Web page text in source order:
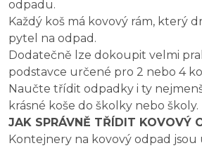
odpadu.
Každý koš má kovový rám, který
pytel na odpad.
Dodatečně lze dokoupit velmi
podstavce určené pro 2 nebo 4
Naučte třídit odpadky i ty
krásné koše do školky nebo školy.
JAK SPRÁVNĚ TŘÍDIT KOVOVÝ
Kontejnery na kovový odpad